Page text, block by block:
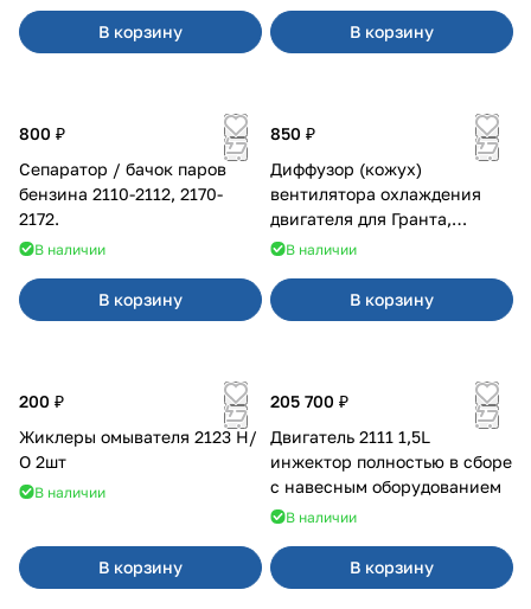
В корзину В корзину
800 ₽
Сепаратор / бачок паров
бензина 2110-2112, 2170-
2172.
В наличии
В корзину
850 ₽
Диффузор (кожух)
вентилятора охлаждения
двигателя для Гранта,
Калина-2, Датсун нового
В наличии
В корзину
200 ₽
Жиклеры омывателя 2123 Н/
О 2шт
В наличии
В корзину
205 700 ₽
Двигатель 2111 1,5L
инжектор полностью в сборе
с навесным оборудованием
В наличии
В корзину